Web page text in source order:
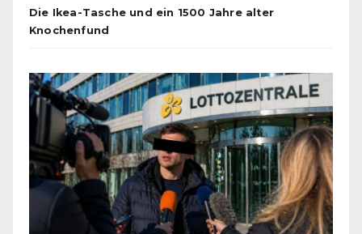
Die Ikea-Tasche und ein 1500 Jahre alter
Knochenfund